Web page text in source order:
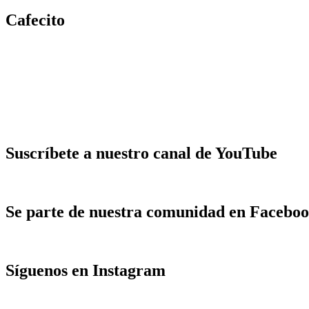
Cafecito
Suscríbete a nuestro canal de YouTube
Se parte de nuestra comunidad en
Síguenos en Instagram